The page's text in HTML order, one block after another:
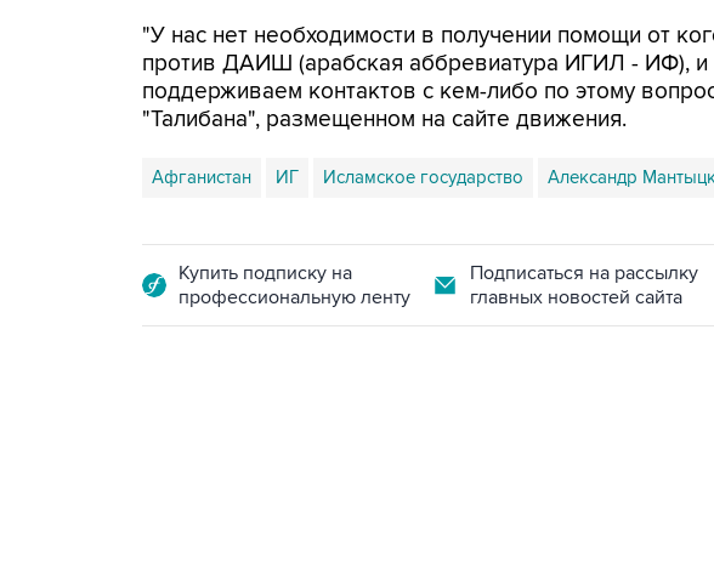
"У нас нет необходимости в получении помощи от
против ДАИШ (арабская аббревиатура ИГИЛ - ИФ),
поддерживаем контактов с кем-либо по этому
"Талибана", размещенном на сайте движения.
Афганистан ИГ Исламское государство Александр
Купить подписку на
профессиональную ленту
Подписаться на рассылку
главных новостей сайта